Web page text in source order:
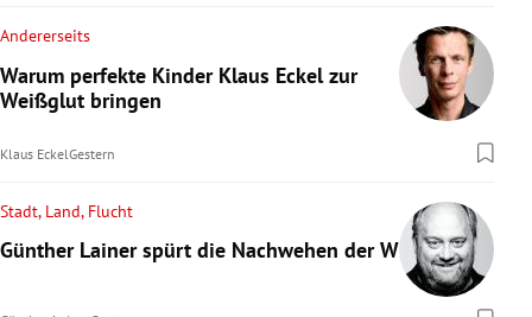
Andererseits
Warum perfekte Kinder Klaus Eckel zur
Weißglut bringen
Klaus EckelGestern
Stadt, Land, Flucht
Günther Lainer spürt die Nachwehen der WM